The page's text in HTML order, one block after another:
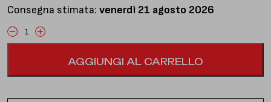
Consegna stimata: venerdì 21 agosto 2026
Downpipe
catalizzatore
quantità
AGGIUNGI AL CARRELLO